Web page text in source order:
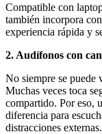
Compatible con
también incorpora
experiencia rápida y
2. Audífonos con
No siempre se puede
Muchas veces toca
compartido. Por eso,
diferencia para
distracciones externas.